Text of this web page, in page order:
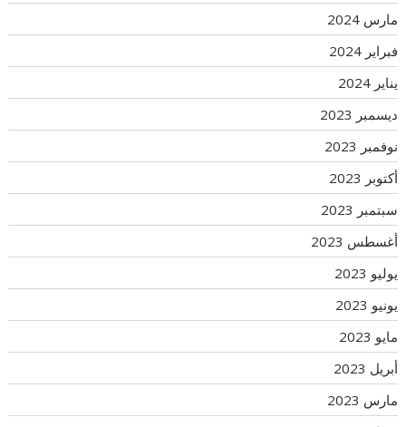
مارس 2024
فبراير 2024
يناير 2024
ديسمبر 2023
نوفمبر 2023
أكتوبر 2023
سبتمبر 2023
أغسطس 2023
يوليو 2023
يونيو 2023
مايو 2023
أبريل 2023
مارس 2023